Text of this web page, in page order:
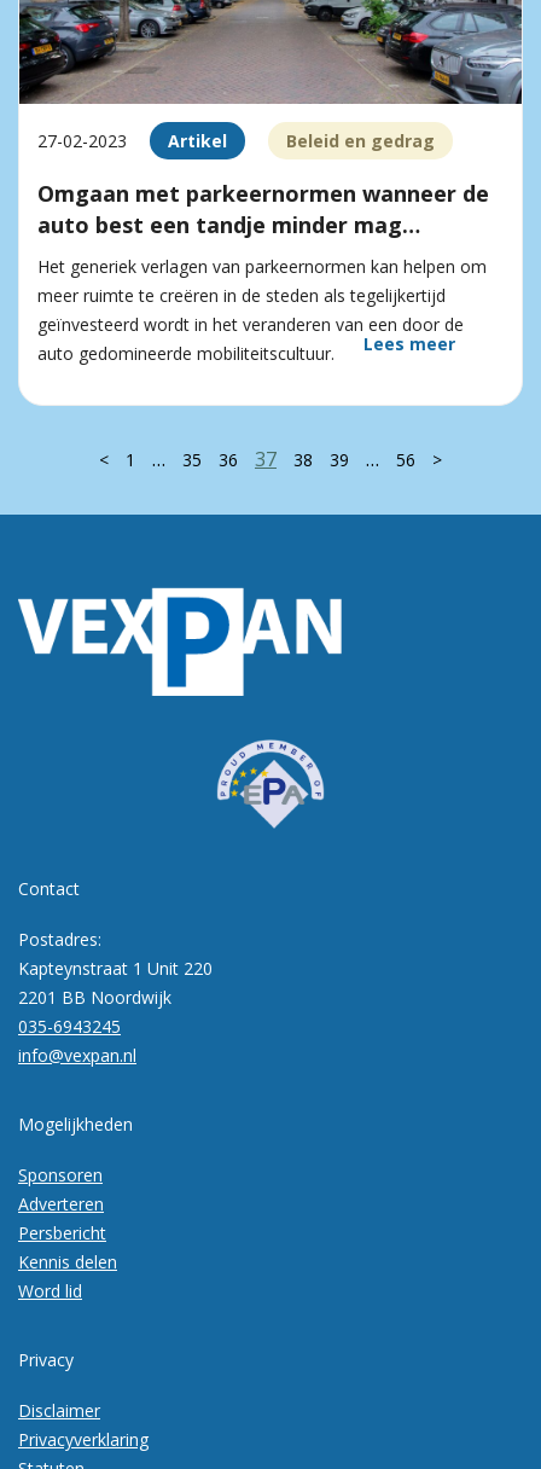
27-02-2023 Artikel Beleid en gedrag
Omgaan met parkeernormen wanneer de
auto best een tandje minder mag…
Het generiek verlagen van parkeernormen kan helpen om
meer ruimte te creëren in de steden als tegelijkertijd
geïnvesteerd wordt in het veranderen van een door de
auto gedomineerde mobiliteitscultuur.
Lees meer
< 1 … 35 36 37 38 39 … 56 >
Contact
Postadres:
Kapteynstraat 1 Unit 220
2201 BB Noordwijk
035-6943245
info@vexpan.nl
Mogelijkheden
Sponsoren
Adverteren
Persbericht
Kennis delen
Word lid
Privacy
Disclaimer
Privacyverklaring